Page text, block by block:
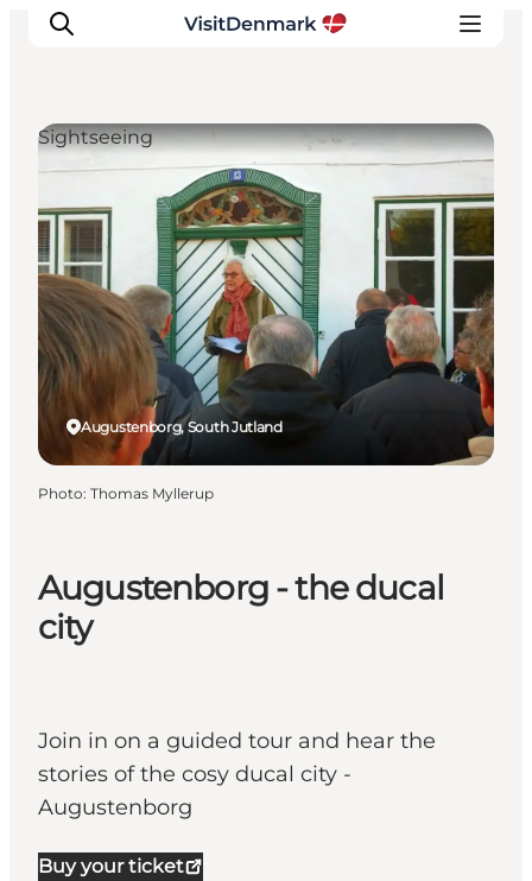
Inspirations
Destinations
Quoi faire
Hébergements
Planifiez votre voyage
Augustenborg - the ducal
city
Join in on a guided tour and hear the
stories of the cosy ducal city -
Augustenborg
Buy your ticket
Augustenborg, South Jutland
Sightseeing
Photo: Thomas Myllerup